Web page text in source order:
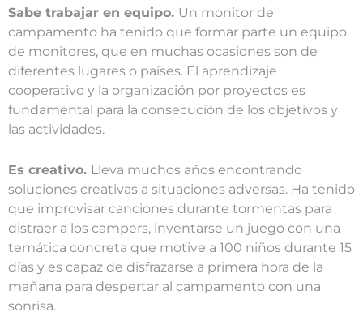
Sabe trabajar en equipo. Un monitor de
campamento ha tenido que formar parte un equipo
de monitores, que en muchas ocasiones son de
diferentes lugares o países. El aprendizaje
cooperativo y la organización por proyectos es
fundamental para la consecución de los objetivos y
las actividades.
Es creativo. Lleva muchos años encontrando
soluciones creativas a situaciones adversas. Ha tenido
que improvisar canciones durante tormentas para
distraer a los campers, inventarse un juego con una
temática concreta que motive a 100 niños durante 15
días y es capaz de disfrazarse a primera hora de la
mañana para despertar al campamento con una
sonrisa.